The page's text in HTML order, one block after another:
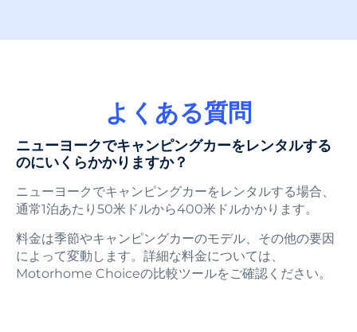
よくある質問
ニューヨークでキャンピングカーをレンタルする
のにいくらかかりますか？
ニューヨークでキャンピングカーをレンタルする場合、
通常1泊あたり50米ドルから400米ドルかかります。
料金は季節やキャンピングカーのモデル、その他の要因
によって変動します。詳細な料金については、
Motorhome Choiceの比較ツールをご確認ください。